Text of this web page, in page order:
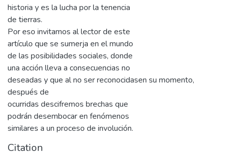
historia y es la lucha por la tenencia
de tierras.
Por eso invitamos al lector de este
artículo que se sumerja en el mundo
de las posibilidades sociales, donde
una acción lleva a consecuencias no
deseadas y que al no ser reconocidasen su momento,
después de
ocurridas descifremos brechas que
podrán desembocar en fenómenos
similares a un proceso de involución.
Citation